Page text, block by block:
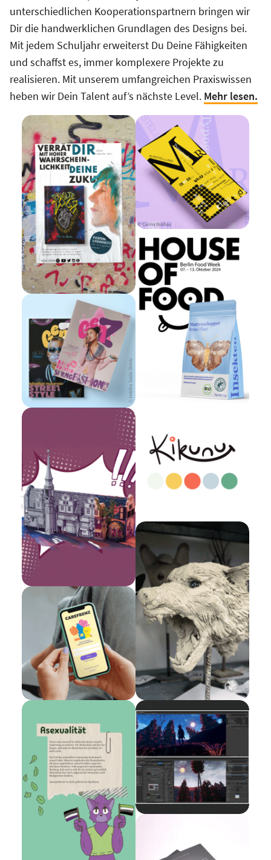
unterschiedlichen Kooperationspartnern bringen wir
Dir die handwerklichen Grundlagen des Designs bei.
Mit jedem Schuljahr erweiterst Du Deine Fähigkeiten
und schaffst es, immer komplexere Projekte zu
realisieren. Mit unserem umfangreichen Praxiswissen
heben wir Dein Talent auf’s nächste Level. Mehr lesen.